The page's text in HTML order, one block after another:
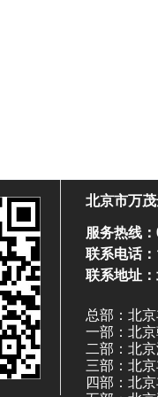
北京市万
服务热线
联系电话
联系地址
总部：北
一部：北
二部：北
三部：北
四部：北